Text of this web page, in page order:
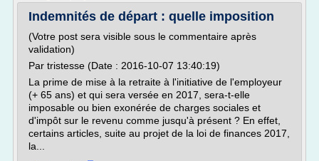
Indemnités de départ : quelle imposition
(Votre post sera visible sous le commentaire après
validation)
Par tristesse (Date : 2016-10-07 13:40:19)
La prime de mise à la retraite à l'initiative de l'employeur
(+ 65 ans) et qui sera versée en 2017, sera-t-elle
imposable ou bien exonérée de charges sociales et
d'impôt sur le revenu comme jusqu'à présent ? En effet,
certains articles, suite au projet de la loi de finances 2017,
la...